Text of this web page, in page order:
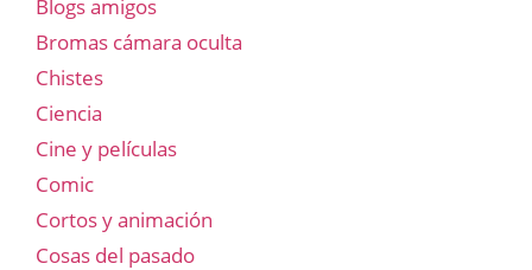
Blogs amigos
Bromas cámara oculta
Chistes
Ciencia
Cine y películas
Comic
Cortos y animación
Cosas del pasado